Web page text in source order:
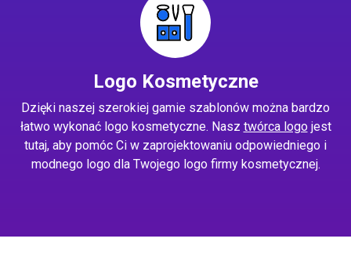
Logo Kosmetyczne
Dzięki naszej szerokiej gamie szablonów można bardzo
łatwo wykonać logo kosmetyczne. Nasz twórca logojest
tutaj, aby pomóc Ci w zaprojektowaniu odpowiedniego i
modnego logo dla Twojego logo firmy kosmetycznej.